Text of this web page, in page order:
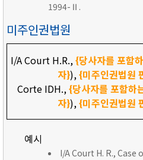
1994-Ⅱ.
미주인권법원
I/A Court H.R.,{당사자를 포함
자}),{미주인권법원
Corte IDH.,{당사자를 포함하
자}),{미주인권법원
예시
I/A Court H. R., Case